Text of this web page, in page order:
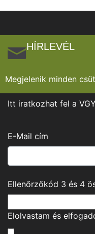
HÍRLEVÉL
Megjelenik minden
Itt iratkozhat fel a
E-Mail cím
Ellenőrzőkód 3 és 4
Elolvastam és